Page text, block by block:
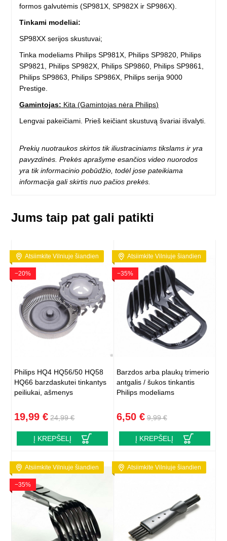
formos galvutėmis (SP981X, SP982X ir SP986X).
Tinkami modeliai:
SP98XX serijos skustuvai;
Tinka modeliams Philips SP981X, Philips SP9820, Philips
SP9821, Philips SP982X, Philips SP9860, Philips SP9861,
Philips SP9863, Philips SP986X, Philips serija 9000
Prestige.
Gamintojas: Kita (Gamintojas nėra Philips)
Lengvai pakeičiami. Prieš keičiant skustuvą švariai išvalyti.
Prekių nuotraukos skirtos tik iliustraciniams tikslams ir yra
pavyzdinės. Prekės aprašyme esančios video nuorodos
yra tik informacinio pobūdžio, todėl jose pateikiama
informacija gali skirtis nuo pačios prekės.
Jums taip pat gali patikti
Atsiimkite Vilniuje šiandien
−20%
Philips HQ4 HQ56/50 HQ58
HQ66 barzdaskutei tinkantys
peiliukai, ašmenys
19,99 € 24,99 €
Į KREPŠELĮ
Atsiimkite Vilniuje šiandien
−35%
Barzdos arba plaukų trimerio
antgalis / šukos tinkantis
Philips modeliams
6,50 € 9,99 €
Į KREPŠELĮ
Atsiimkite Vilniuje šiandien
−35%
Atsiimkite Vilniuje šiandien